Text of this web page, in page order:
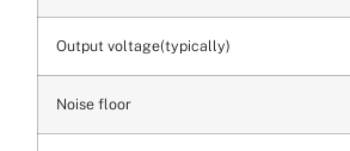
Output voltage(typically)
Noise floor